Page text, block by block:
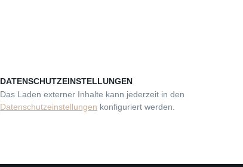
DATENSCHUTZEINSTELLUNGEN
Das Laden externer Inhalte kann jederzeit in den
Datenschutzeinstellungen konfiguriert werden.